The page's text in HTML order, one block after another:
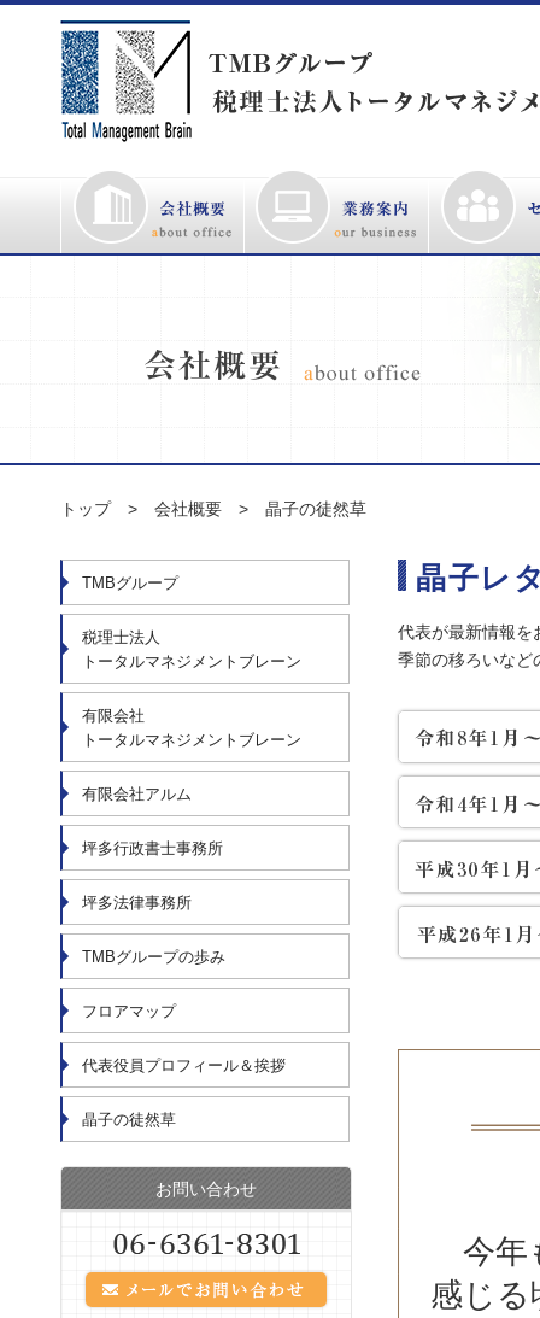
トップ 会社概要 晶子の徒然草
TMBグループ
税理士法人
トータルマネジメントブレーン
有限会社
トータルマネジメントブレーン
有限会社アルム
坪多行政書士事務所
坪多法律事務所
TMBグループの歩み
フロアマップ
代表役員プロフィール＆挨拶
晶子の徒然草
お問い合わせ
晶子レ
代表が最新情報を
季節の移ろいなど
今年
感じ